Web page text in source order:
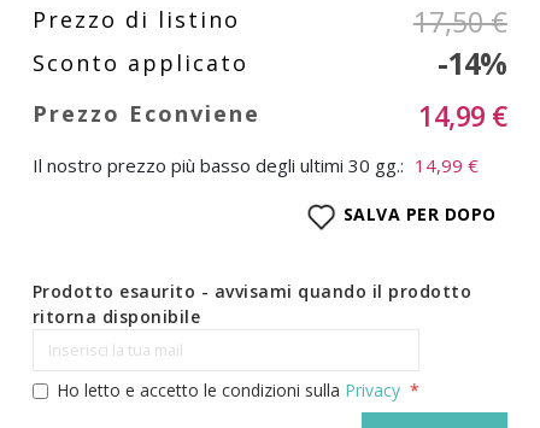
17,50 €
-14%
14,99 €
Il nostro prezzo più basso degli ultimi 30 gg.: 14,99 €
SALVA PER DOPO
Prodotto esaurito - avvisami quando il prodotto
ritorna disponibile
Ho letto e accetto le condizioni sulla Privacy